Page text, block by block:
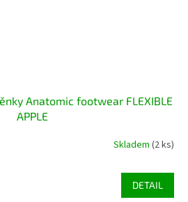
Anatomic footwear FLEXIBLE
APPLE
Skladem (2 ks)
DETAIL